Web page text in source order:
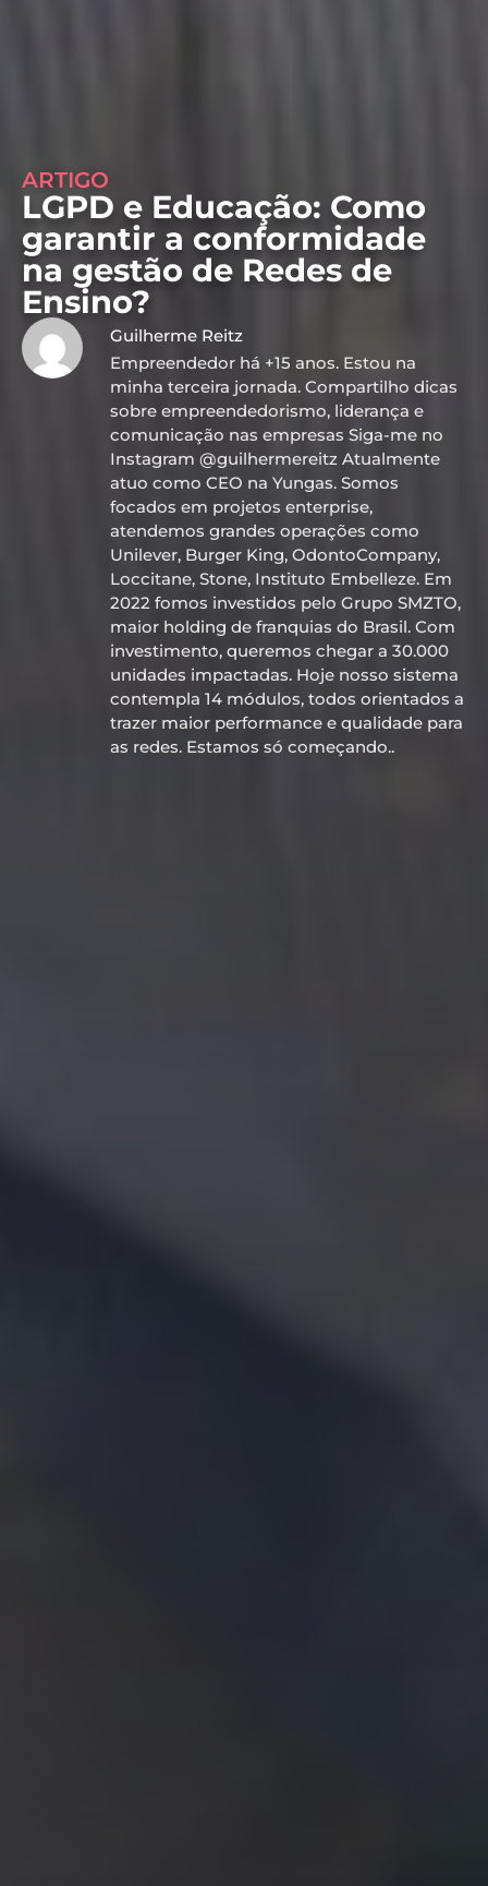
ARTIGO
LGPD e Educação: Como
garantir a conformidade
na gestão de Redes de
Ensino?
Guilherme Reitz
Empreendedor há +15 anos. Estou na
minha terceira jornada. Compartilho dicas
sobre empreendedorismo, liderança e
comunicação nas empresas Siga-me no
Instagram @guilhermereitz Atualmente
atuo como CEO na Yungas. Somos
focados em projetos enterprise,
atendemos grandes operações como
Unilever, Burger King, OdontoCompany,
Loccitane, Stone, Instituto Embelleze. Em
2022 fomos investidos pelo Grupo SMZTO,
maior holding de franquias do Brasil. Com
investimento, queremos chegar a 30.000
unidades impactadas. Hoje nosso sistema
contempla 14 módulos, todos orientados a
trazer maior performance e qualidade para
as redes. Estamos só começando..